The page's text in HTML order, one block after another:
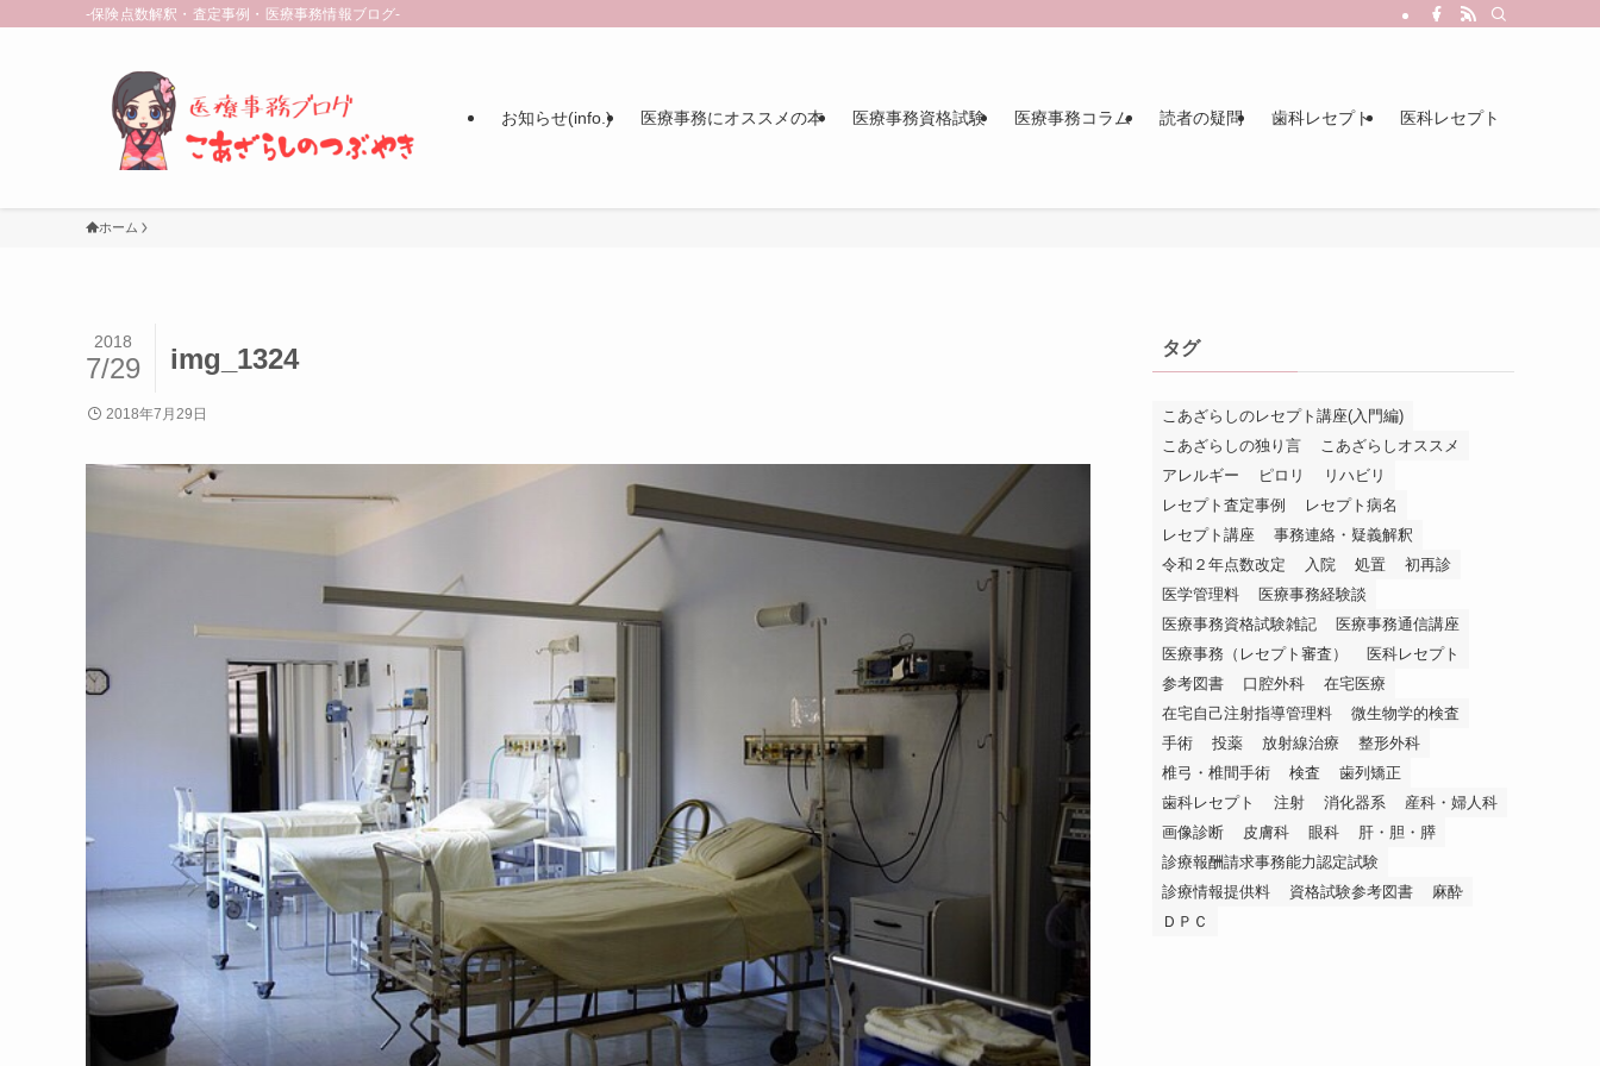
-保険点数解釈・査定事例・医療事務情報ブログ-
お知らせ(info.) 医療事務にオススメの本 医療事務資格試験 医療事務コラム 読者の疑問 歯科レセプト 医科レセプト
ホーム
img_1324
2018
7/29
2018年7月29日
タグ
こあざらしのレセプト講座(入門編)
こあざらしの独り言
こあざらしオススメ
アレルギー
ピロリ
リハビリ
レセプト査定事例
レセプト病名
レセプト講座
事務連絡・疑義解釈
令和２年点数改定
入院 処置
初再診
医学管理料
医療事務経験談
医療事務資格試験雑記
医療事務通信講座
医療事務（レセプト審査）
医科レセプト
参考図書
口腔外科
在宅医療
在宅自己注射指導管理料
微生物学的検査
手術
投薬 放射線治療
整形外科
椎弓・椎間手術
検査
歯列矯正
歯科レセプト
注射 消化器系
産科・婦人科
画像診断
皮膚科 眼科
肝・胆・膵
診療報酬請求事務能力認定試験
診療情報提供料
資格試験参考図書
麻酔
ＤＰＣ